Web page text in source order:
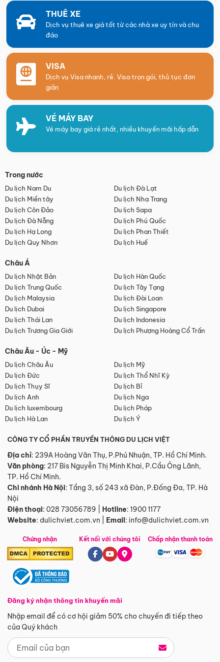
THUÊ XE
Dịch vụ thuê xe giá tốt từ các nhà xe uy tín và chu
đáo
VISA
Dịch vụ Visa nhanh, rẻ. Visa trọn gói, thủ tục đơn
giản
VÉ MÁY BAY
Vé máy bay giá rẻ nhất, nhiều khuyến mãi hấp dẫn
Trong nước
Du lịch Nam Du
Du lịch Đà Lạt
Du lịch Miền tây
Du lịch Nha Trang
Du lịch Côn Đảo
Du lịch Sapa
Du lịch Đà Nẵng
Du lịch Phú Quốc
Du lịch Hạ Long
Du lịch Phan Thiết
Du lịch Quy Nhơn
Du lịch Huế
Châu Á
Du lịch Nhật Bản
Du lịch Hàn Quốc
Du lịch Trung Quốc
Du lịch Tây Tạng
Du lịch Malaysia
Du lịch Đài Loan
Du lịch Dubai
Du lịch Singapore
Du lịch Thái Lan
Du lịch Indonesia
Du lịch Trương Gia Giới
Du lịch Phượng Hoàng Cổ Trấn
Châu Âu - Úc - Mỹ
Du lịch Châu Âu
Du lịch Mỹ
Du lịch Đức
Du lịch Thổ Nhĩ Kỳ
Du lịch Thụy Sĩ
Du lịch Bỉ
Du lịch Anh
Du lịch Nga
Du lịch luxembourg
Du lịch Pháp
Du lịch Hà Lan
Du lịch Ý
CÔNG TY CỔ PHẦN TRUYỀN THÔNG DU LỊCH VIỆT
Địa chỉ: 239A Hoàng Văn Thụ, P.Phú Nhuận, TP. Hồ Chí Minh.
Văn phòng: 217 Bis Nguyễn Thị Minh Khai, P.Cầu Ông Lãnh,
TP. Hồ Chí Minh.
Chi nhánh Hà Nội: Tầng 3, số 243 xã Đàn, P.Đống Đa, TP. Hà
Nội
Điện thoại: 028 73056789 Hotline: 1900 1177
Website: dulichviet.com.vn Email: info@dulichviet.com.vn
Chứng nhận
Đăng ký nhận thông tin khuyến mãi
Nhập email để có cơ hội giảm 50% cho chuyến đi tiếp theo
của Quý khách
Kết nối với chúng tôi Chấp nhận thanh toán